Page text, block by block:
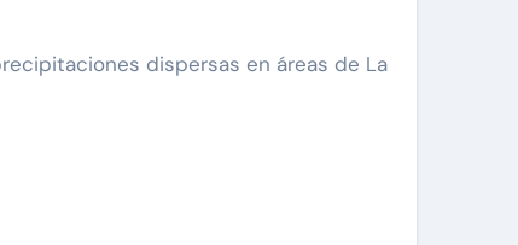
dispersas en áreas de La